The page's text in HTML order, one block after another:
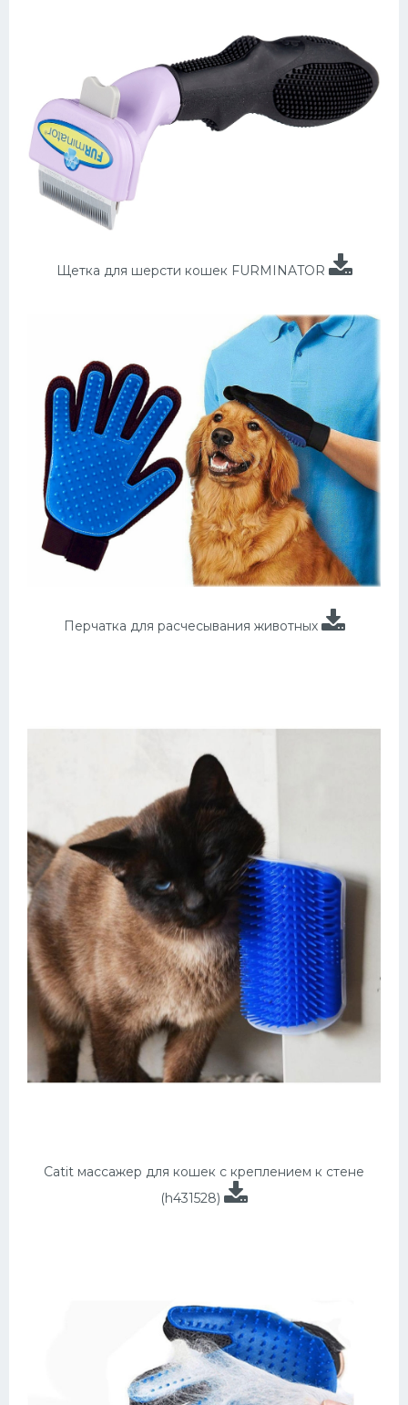
Щетка для шерсти кошек FURMINATOR
Перчатка для расчесывания животных
Catit массажер для кошек с креплением к стене
(h431528)